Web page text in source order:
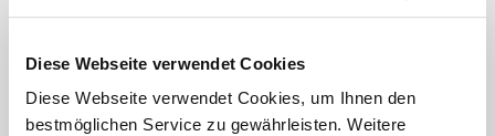
Diese Webseite verwendet Cookies
Diese Webseite verwendet Cookies, um Ihnen den
bestmöglichen Service zu gewährleisten. Weitere
Automobil